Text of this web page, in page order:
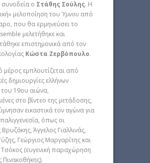
συνοδεία ο Στάθης Σούλης. Η
μελοποίηση του Ύμνου από
που θα ερμηνεύσει το
μελετήθηκε και
επιστημονικά από τον
Κώστα Ζερβόπουλο.
μέρος εμπλουτίζεται από
δημιουργίες ελλήνων
19ου αιώνα,
στο βίντεο της μετάδοσης,
εικαστικά τον αγώνα για
όπως οι
Άγγελος Γιαλλινάς,
Γεώργιος Μαργαρίτης και
Τσόκος (ευγενική παραχώρηση
Πινακοθήκης).